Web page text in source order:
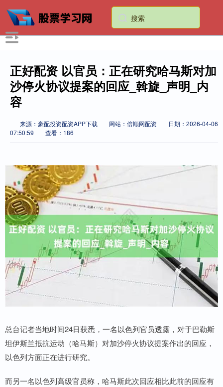
正好配资 以官员：正在研究哈马斯对加
沙停火协议提案的回应_斡旋_声明_内
容
来源：豪配投资配资APP下载 网站：倍顺网配资
日期：2026-04-06
07:50:59
查看：186
总台记者当地时间24日获悉，一名以色列官员透露，对于巴勒斯
坦伊斯兰抵抗运动（哈马斯）对加沙停火协议提案作出的回应，
以色列方面正在进行研究。
而另一名以色列高级官员称，哈马斯此次回应相比此前的回应有